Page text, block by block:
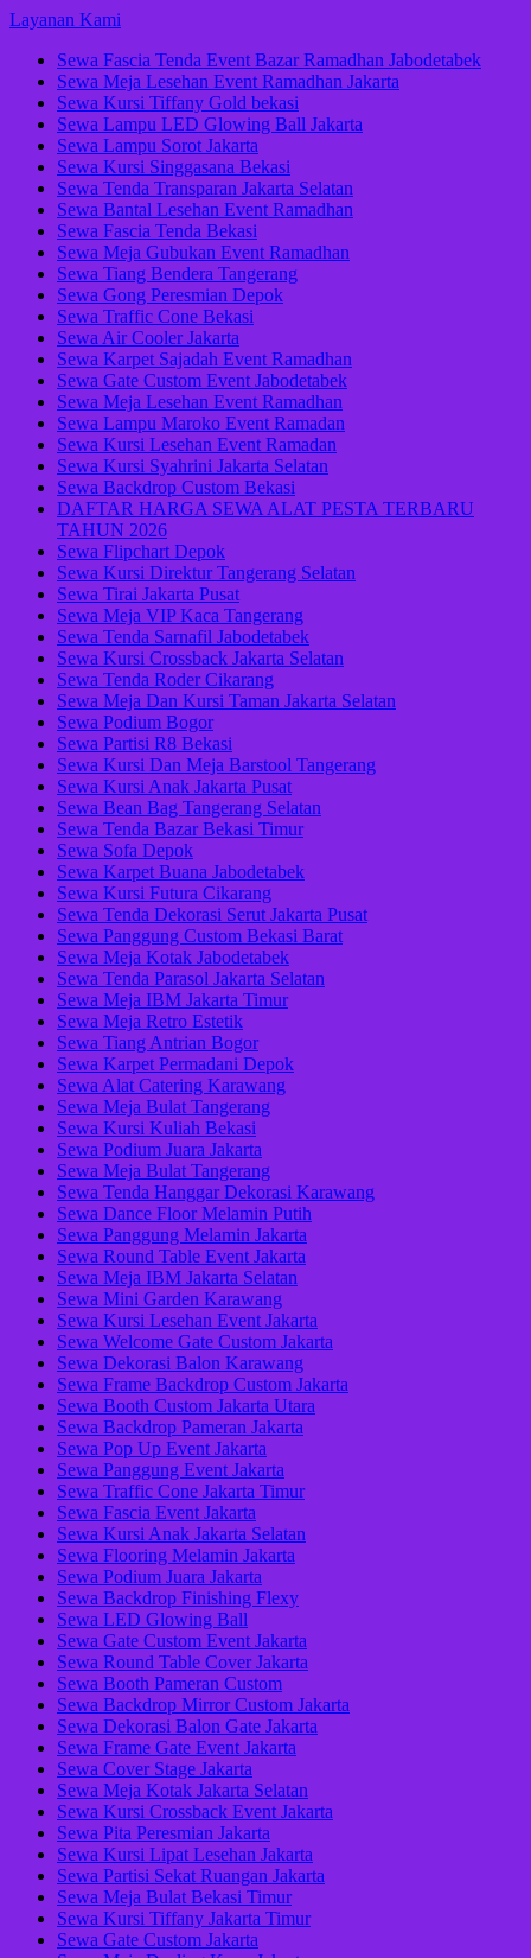
Lompat
konten
(Tekan
Enter)
Layanan Kami
Sewa Fascia Tenda Event Bazar Ramadhan Jabodetabek
Sewa Meja Lesehan Event Ramadhan Jakarta
Sewa Kursi Tiffany Gold bekasi
Sewa Lampu LED Glowing Ball Jakarta
Sewa Lampu Sorot Jakarta
Sewa Kursi Singgasana Bekasi
Sewa Tenda Transparan Jakarta Selatan
Sewa Bantal Lesehan Event Ramadhan
Sewa Fascia Tenda Bekasi
Sewa Meja Gubukan Event Ramadhan
Sewa Tiang Bendera Tangerang
Sewa Gong Peresmian Depok
Sewa Traffic Cone Bekasi
Sewa Air Cooler Jakarta
Sewa Karpet Sajadah Event Ramadhan
Sewa Gate Custom Event Jabodetabek
Sewa Meja Lesehan Event Ramadhan
Sewa Lampu Maroko Event Ramadan
Sewa Kursi Lesehan Event Ramadan
Sewa Kursi Syahrini Jakarta Selatan
Sewa Backdrop Custom Bekasi
DAFTAR HARGA SEWA ALAT PESTA TERBARU
TAHUN 2026
Sewa Flipchart Depok
Sewa Kursi Direktur Tangerang Selatan
Sewa Tirai Jakarta Pusat
Sewa Meja VIP Kaca Tangerang
Sewa Tenda Sarnafil Jabodetabek
Sewa Kursi Crossback Jakarta Selatan
Sewa Tenda Roder Cikarang
Sewa Meja Dan Kursi Taman Jakarta Selatan
Sewa Podium Bogor
Sewa Partisi R8 Bekasi
Sewa Kursi Dan Meja Barstool Tangerang
Sewa Kursi Anak Jakarta Pusat
Sewa Bean Bag Tangerang Selatan
Sewa Tenda Bazar Bekasi Timur
Sewa Sofa Depok
Sewa Karpet Buana Jabodetabek
Sewa Kursi Futura Cikarang
Sewa Tenda Dekorasi Serut Jakarta Pusat
Sewa Panggung Custom Bekasi Barat
Sewa Meja Kotak Jabodetabek
Sewa Tenda Parasol Jakarta Selatan
Sewa Meja IBM Jakarta Timur
Sewa Meja Retro Estetik
Sewa Tiang Antrian Bogor
Sewa Karpet Permadani Depok
Sewa Alat Catering Karawang
Sewa Meja Bulat Tangerang
Sewa Kursi Kuliah Bekasi
Sewa Podium Juara Jakarta
Sewa Meja Bulat Tangerang
Sewa Tenda Hanggar Dekorasi Karawang
Sewa Dance Floor Melamin Putih
Sewa Panggung Melamin Jakarta
Sewa Round Table Event Jakarta
Sewa Meja IBM Jakarta Selatan
Sewa Mini Garden Karawang
Sewa Kursi Lesehan Event Jakarta
Sewa Welcome Gate Custom Jakarta
Sewa Dekorasi Balon Karawang
Sewa Frame Backdrop Custom Jakarta
Sewa Booth Custom Jakarta Utara
Sewa Backdrop Pameran Jakarta
Sewa Pop Up Event Jakarta
Sewa Panggung Event Jakarta
Sewa Traffic Cone Jakarta Timur
Sewa Fascia Event Jakarta
Sewa Kursi Anak Jakarta Selatan
Sewa Flooring Melamin Jakarta
Sewa Podium Juara Jakarta
Sewa Backdrop Finishing Flexy
Sewa LED Glowing Ball
Sewa Gate Custom Event Jakarta
Sewa Round Table Cover Jakarta
Sewa Booth Pameran Custom
Sewa Backdrop Mirror Custom Jakarta
Sewa Dekorasi Balon Gate Jakarta
Sewa Frame Gate Event Jakarta
Sewa Cover Stage Jakarta
Sewa Meja Kotak Jakarta Selatan
Sewa Kursi Crossback Event Jakarta
Sewa Pita Peresmian Jakarta
Sewa Kursi Lipat Lesehan Jakarta
Sewa Partisi Sekat Ruangan Jakarta
Sewa Meja Bulat Bekasi Timur
Sewa Kursi Tiffany Jakarta Timur
Sewa Gate Custom Jakarta